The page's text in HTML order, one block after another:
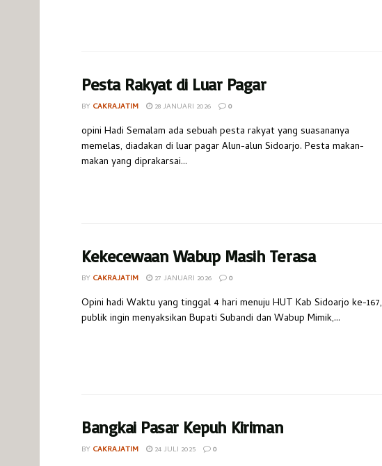
Pesta Rakyat di Luar Pagar
BY CAKRAJATIM 28 JANUARI 2026 0
opini Hadi Semalam ada sebuah pesta rakyat yang suasananya
memelas, diadakan di luar pagar Alun-alun Sidoarjo. Pesta makan-
makan yang diprakarsai...
Kekecewaan Wabup Masih Terasa
BY CAKRAJATIM 27 JANUARI 2026 0
Opini hadi Waktu yang tinggal 4 hari menuju HUT Kab Sidoarjo ke-167,
publik ingin menyaksikan Bupati Subandi dan Wabup Mimik,...
Bangkai Pasar Kepuh Kiriman
BY CAKRAJATIM 24 JULI 2025 0